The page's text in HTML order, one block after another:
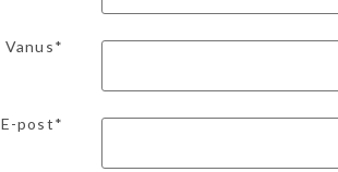
Vanus*
E-post*